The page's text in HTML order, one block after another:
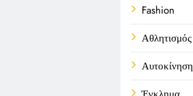
Fashion
Αθλητισμός
Αυτοκίνηση